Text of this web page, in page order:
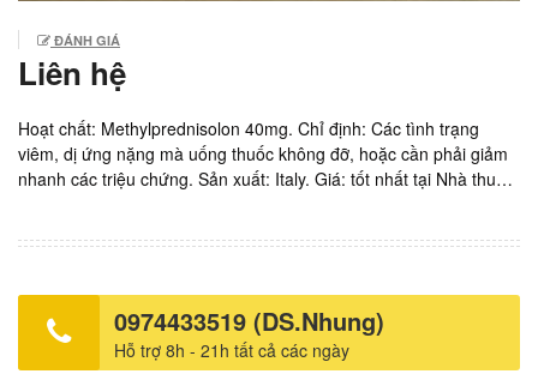
ĐÁNH GIÁ
Liên hệ
Hoạt chất: Methylprednisolon 40mg. Chỉ định: Các tình trạng
viêm, dị ứng nặng mà uống thuốc không đỡ, hoặc cần phải giảm
nhanh các triệu chứng. Sản xuất: Italy. Giá: tốt nhất tại Nhà thuốc
0974433519 (DS.Nhung)
Hỗ trợ 8h - 21h tất cả các ngày